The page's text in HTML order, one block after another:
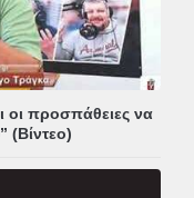
οι προσπάθειες να
(Βίντεο)